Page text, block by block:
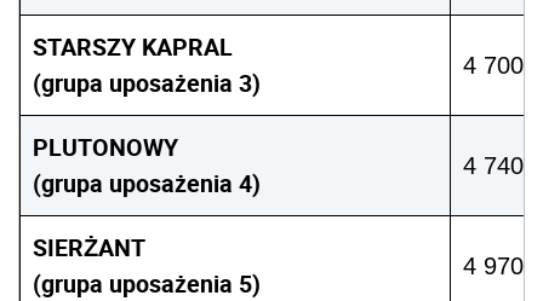
STARSZY KAPRAL
(grupa uposażenia 3)
4 700
PLUTONOWY
(grupa uposażenia 4)
4 740
SIERŻANT
(grupa uposażenia 5)
4 970